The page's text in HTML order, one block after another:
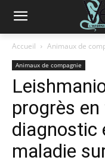
Accueil Animaux de
Animaux de compagnie
progrès
diagnostic
maladie